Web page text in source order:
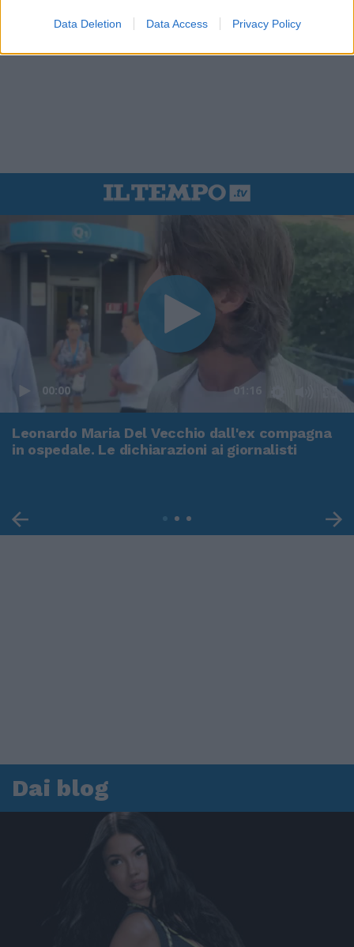
Data Deletion Data Access Privacy Policy
00:00 01:16
Leonardo Maria Del Vecchio dall'ex compagna
in ospedale. Le dichiarazioni ai giornalisti
Dai blog